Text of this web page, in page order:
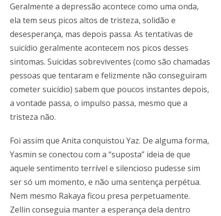
Geralmente a depressão acontece como uma onda,
ela tem seus picos altos de tristeza, solidão e
desesperança, mas depois passa. As tentativas de
suicídio geralmente acontecem nos picos desses
sintomas. Suicidas sobreviventes (como são chamadas
pessoas que tentaram e felizmente não conseguiram
cometer suicídio) sabem que poucos instantes depois,
a vontade passa, o impulso passa, mesmo que a
tristeza não.
Foi assim que Anita conquistou Yaz. De alguma forma,
Yasmin se conectou com a “suposta” ideia de que
aquele sentimento terrível e silencioso pudesse sim
ser só um momento, e não uma sentença perpétua.
Nem mesmo Rakaya ficou presa perpetuamente.
Zellin conseguia manter a esperança dela dentro